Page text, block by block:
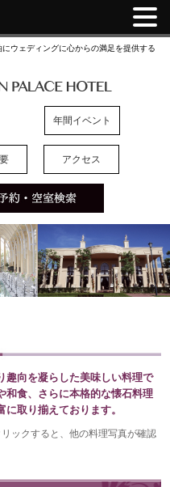
ウェディングに心からの満足を提供する
年間イベント
アクセス
趣向を凝らした美味しい料理で
和食、さらに本格的な懐石料理
取り揃えております。
ックすると、他の料理写真が確認